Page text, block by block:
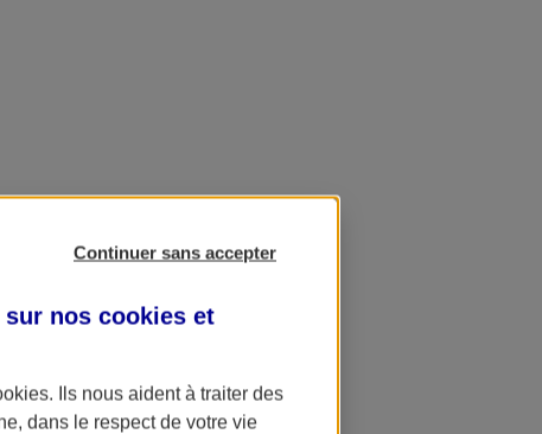
Continuer sans accepter
sur nos cookies et
. Ils nous aident à traiter des
dans le respect de votre vie